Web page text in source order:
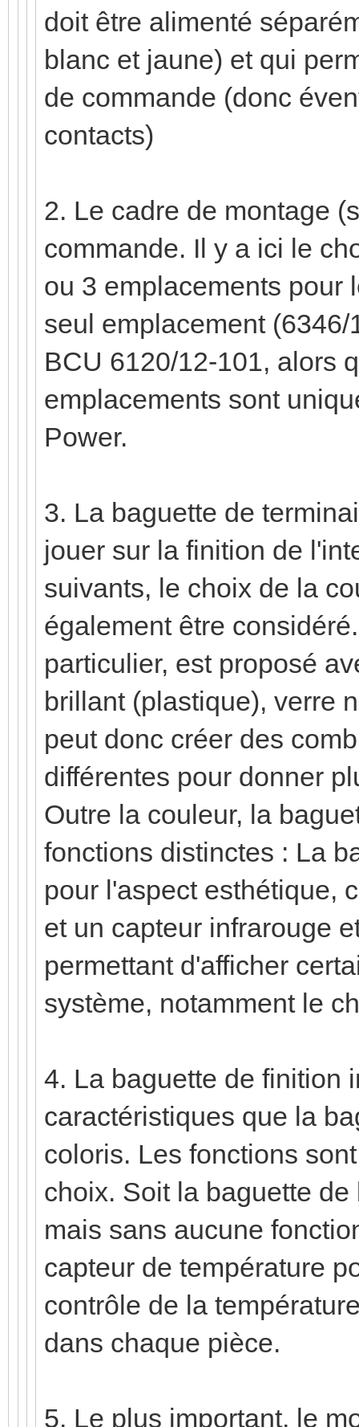
doit être alimenté
blanc et jaune) et qui
de commande (donc
contacts)
2. Le cadre de montage
commande. Il y a ici le
ou 3 emplacements pour
seul emplacement
BCU 6120/12-101, alors
emplacements sont
Power.
3. La baguette de
jouer sur la finition de
suivants, le choix de la
également être
particulier, est proposé
brillant (plastique), verre
peut donc créer des
différentes pour donner
Outre la couleur, la
fonctions distinctes : La
pour l'aspect esthétique,
et un capteur infrarouge
permettant d'afficher
système, notamment le
4. La baguette de finition
caractéristiques que la
coloris. Les fonctions
choix. Soit la baguette
mais sans aucune
capteur de température
contrôle de la
dans chaque pièce.
5. Le plus important, le